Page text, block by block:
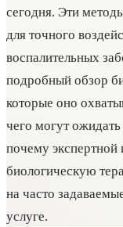
сегодня. Эти
для точного
воспалительных
подробный обзор
которые оно
чего могут
почему
биологическую
на часто
услуге.